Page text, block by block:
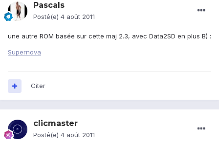
Pascals
Posté(e) 4 août 2011
une autre ROM basée sur cette maj 2.3, avec Data2SD en plus B) :
Supernova
Citer
clicmaster
Posté(e) 4 août 2011